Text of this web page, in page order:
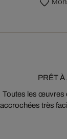
PRÊT
Toutes les œuvres
accrochées très